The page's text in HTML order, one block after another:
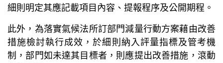
細則明定其應記載項目內容、提報程序及公開期程。
此外，為落實氣候法所訂部門減量行動方案藉由改善
措施檢討執行成效，於細則納入評量指標及管考機
制，部門如未達其目標者，則應提出改善措施，滾動